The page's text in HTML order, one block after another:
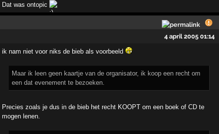
Dat was ontopic
4 april 2005 01:14
ik nam niet voor niks de bieb als voorbeeld
Maar ik leen geen kaartje van de organisator, ik koop een recht om
een dat evenement te bezoeken.
Precies zoals je dus in de bieb het recht KOOPT om een boek of CD te
mogen lenen.